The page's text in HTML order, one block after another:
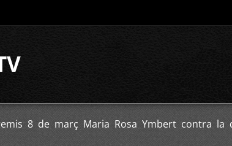
8 de març Maria Rosa Ymbert contra la